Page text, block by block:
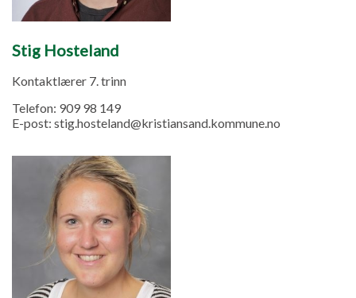
Stig Hosteland
Kontaktlærer 7. trinn
Telefon: 909 98 149
E-post: stig.hosteland@kristiansand.kommune.no